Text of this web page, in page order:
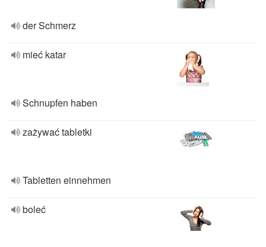
der Schmerz
mieć katar
Schnupfen haben
zażywać tabletki
Tabletten einnehmen
boleć